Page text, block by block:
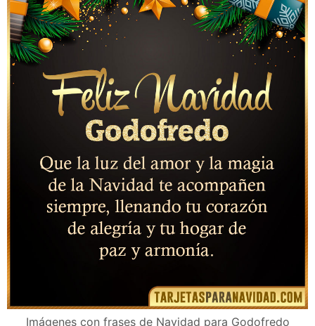
Imágenes con frases de Navidad para Godofredo